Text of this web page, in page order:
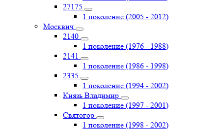
27175
1 поколение (2005 - 2012)
Москвич
2140
1 поколение (1976 - 1988)
2141
1 поколение (1986 - 1998)
2335
1 поколение (1994 - 2002)
Князь Владимир
1 поколение (1997 - 2001)
Святогор
1 поколение (1998 - 2002)